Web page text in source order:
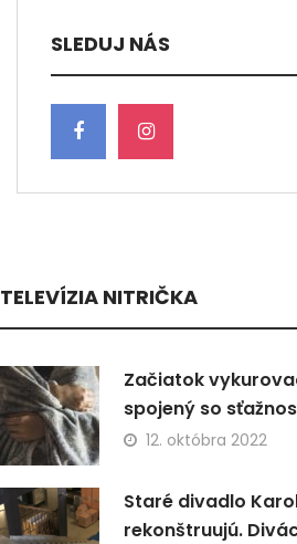
SLEDUJ NÁS
TELEVÍZIA NITRIČKA
Začiatok
spojený so
12. októbra 2022
Staré divadlo
rekonštruujú.